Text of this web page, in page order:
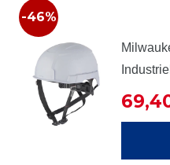
-46%